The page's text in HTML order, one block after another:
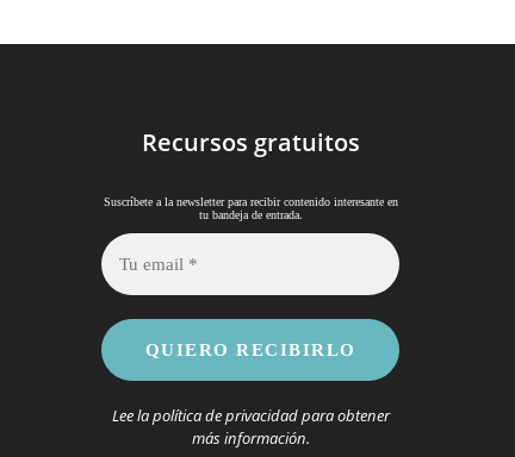
Recursos gratuitos
Suscríbete a la newsletter para recibir contenido interesante en
tu bandeja de entrada.
Lee lapolítica de privacidadpara obtener
más información.